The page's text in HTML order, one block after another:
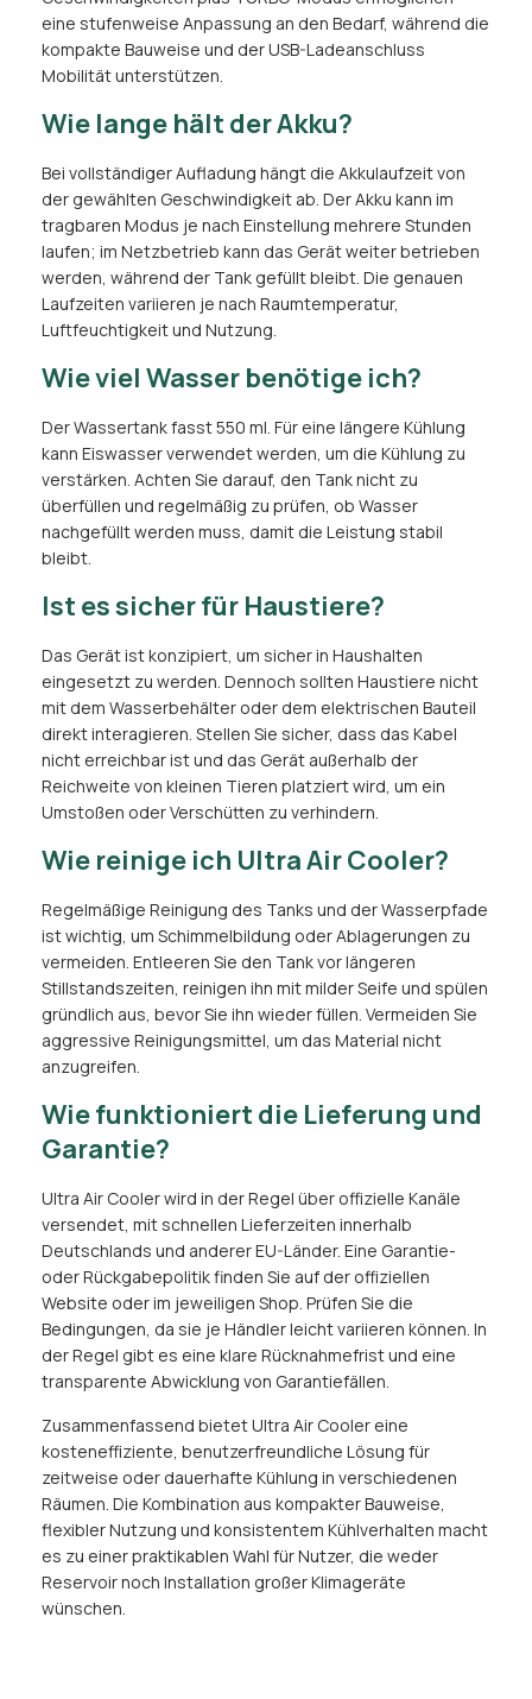
eine stufenweise Anpassung an den Bedarf, während die
kompakte Bauweise und der USB-Ladeanschluss
Mobilität unterstützen.
Wie lange hält der Akku?
Bei vollständiger Aufladung hängt die Akkulaufzeit von
der gewählten Geschwindigkeit ab. Der Akku kann im
tragbaren Modus je nach Einstellung mehrere Stunden
laufen; im Netzbetrieb kann das Gerät weiter betrieben
werden, während der Tank gefüllt bleibt. Die genauen
Laufzeiten variieren je nach Raumtemperatur,
Luftfeuchtigkeit und Nutzung.
Wie viel Wasser benötige ich?
Der Wassertank fasst 550 ml. Für eine längere Kühlung
kann Eiswasser verwendet werden, um die Kühlung zu
verstärken. Achten Sie darauf, den Tank nicht zu
überfüllen und regelmäßig zu prüfen, ob Wasser
nachgefüllt werden muss, damit die Leistung stabil
bleibt.
Ist es sicher für Haustiere?
Das Gerät ist konzipiert, um sicher in Haushalten
eingesetzt zu werden. Dennoch sollten Haustiere nicht
mit dem Wasserbehälter oder dem elektrischen Bauteil
direkt interagieren. Stellen Sie sicher, dass das Kabel
nicht erreichbar ist und das Gerät außerhalb der
Reichweite von kleinen Tieren platziert wird, um ein
Umstoßen oder Verschütten zu verhindern.
Wie reinige ich Ultra Air Cooler?
Regelmäßige Reinigung des Tanks und der Wasserpfade
ist wichtig, um Schimmelbildung oder Ablagerungen zu
vermeiden. Entleeren Sie den Tank vor längeren
Stillstandszeiten, reinigen ihn mit milder Seife und spülen
gründlich aus, bevor Sie ihn wieder füllen. Vermeiden Sie
aggressive Reinigungsmittel, um das Material nicht
anzugreifen.
Wie funktioniert die Lieferung und
Garantie?
Ultra Air Cooler wird in der Regel über offizielle Kanäle
versendet, mit schnellen Lieferzeiten innerhalb
Deutschlands und anderer EU-Länder. Eine Garantie-
oder Rückgabepolitik finden Sie auf der offiziellen
Website oder im jeweiligen Shop. Prüfen Sie die
Bedingungen, da sie je Händler leicht variieren können. In
der Regel gibt es eine klare Rücknahmefrist und eine
transparente Abwicklung von Garantiefällen.
Zusammenfassend bietet Ultra Air Cooler eine
kosteneffiziente, benutzerfreundliche Lösung für
zeitweise oder dauerhafte Kühlung in verschiedenen
Räumen. Die Kombination aus kompakter Bauweise,
flexibler Nutzung und konsistentem Kühlverhalten macht
es zu einer praktikablen Wahl für Nutzer, die weder
Reservoir noch Installation großer Klimageräte
wünschen.